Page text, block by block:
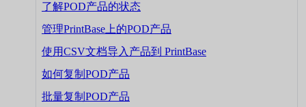
了解POD产品的状态
管理PrintBase上的POD产品
使用CSV文档导入产品到 PrintBase
如何复制POD产品
批量复制POD产品